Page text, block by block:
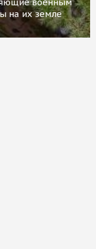
военным
на их земле